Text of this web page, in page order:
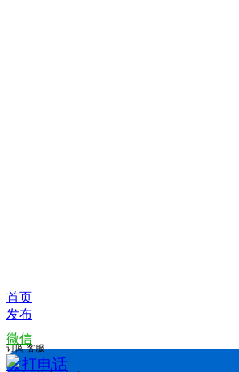
首页
发布
微信
拨打电话
订阅 客服